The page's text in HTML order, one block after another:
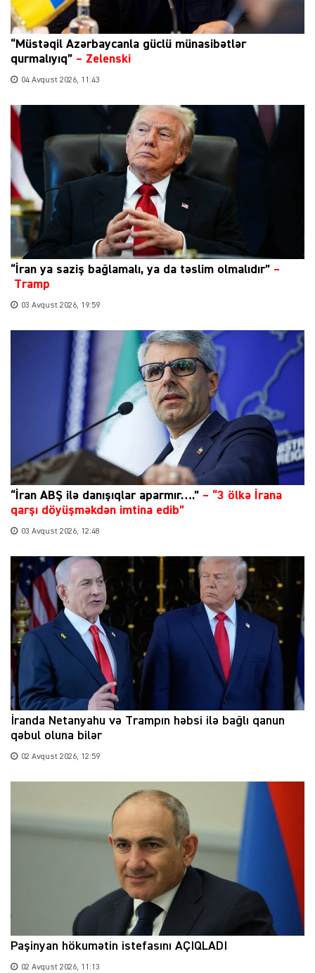
“Müstəqil Azərbaycanla güclü münasibətlər
qurmalıyıq” – Zelenski
04 Avqust 2026, 11:43
“İran ya saziş bağlamalı, ya da təslim olmalıdır” –
Tramp
03 Avqust 2026, 19:59
“İran ABŞ ilə danışıqlar aparmır….” – “3 ölkə İrana
qarşı döyüşməkdən imtina edib”
03 Avqust 2026, 12:48
İranda Netanyahu və Trampın həbsi ilə bağlı qanun
qəbul oluna bilər
02 Avqust 2026, 12:59
Paşinyan hökumətin istefasını AÇIQLADI
02 Avqust 2026, 11:13